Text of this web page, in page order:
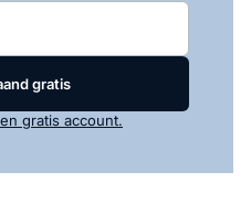
gratis
gratis account.